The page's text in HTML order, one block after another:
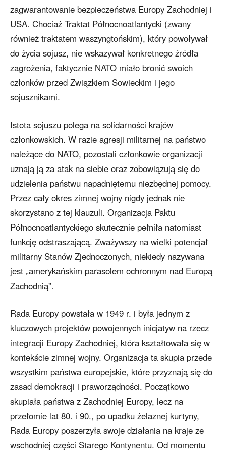
zagwarantowanie bezpieczeństwa Europy Zachodniej i
USA. Chociaż Traktat Północnoatlantycki (zwany
również traktatem waszyngtońskim), który powoływał
do życia sojusz, nie wskazywał konkretnego źródła
zagrożenia, faktycznie NATO miało bronić swoich
członków przed Związkiem Sowieckim i jego
sojusznikami.
Istota sojuszu polega na solidarności krajów
członkowskich. W razie agresji militarnej na państwo
należące do NATO, pozostali członkowie organizacji
uznają ją za atak na siebie oraz zobowiązują się do
udzielenia państwu napadniętemu niezbędnej pomocy.
Przez cały okres zimnej wojny nigdy jednak nie
skorzystano z tej klauzuli. Organizacja Paktu
Północnoatlantyckiego skutecznie pełniła natomiast
funkcję odstraszającą. Zważywszy na wielki potencjał
militarny Stanów Zjednoczonych, niekiedy nazywana
jest „amerykańskim parasolem ochronnym nad Europą
Zachodnią”.
Rada Europy powstała w 1949 r. i była jednym z
kluczowych projektów powojennych inicjatyw na rzecz
integracji Europy Zachodniej, która kształtowała się w
kontekście zimnej wojny. Organizacja ta skupia przede
wszystkim państwa europejskie, które przyznają się do
zasad demokracji i praworządności. Początkowo
skupiała państwa z Zachodniej Europy, lecz na
przełomie lat 80. i 90., po upadku żelaznej kurtyny,
Rada Europy poszerzyła swoje działania na kraje ze
wschodniej części Starego Kontynentu. Od momentu